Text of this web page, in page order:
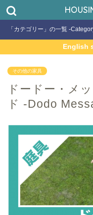
「カテゴリー」の一覧 -
English
その他の家具
ドードー・メ
ド -Dodo